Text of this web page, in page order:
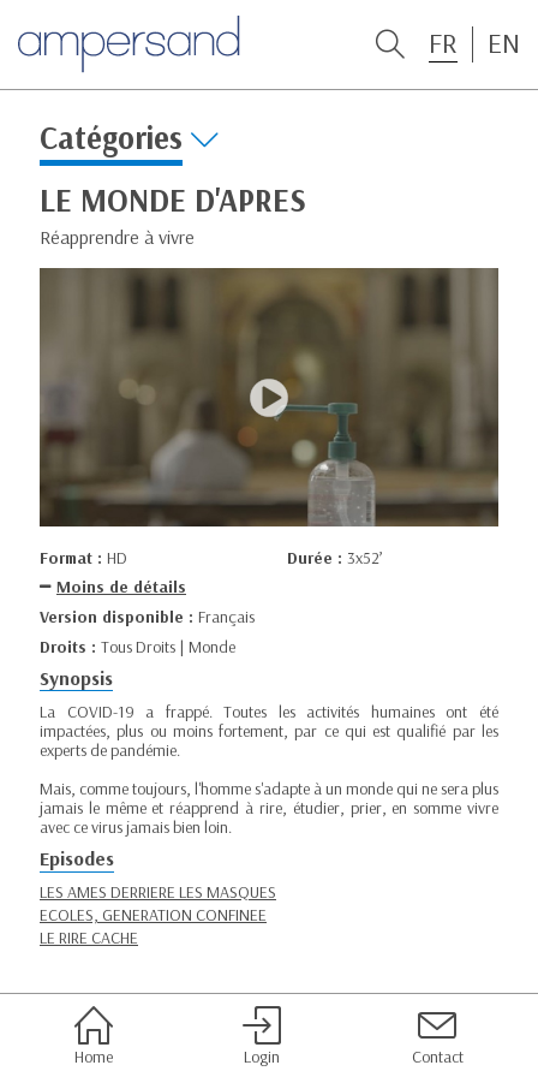
FR EN
Catégories
LE MONDE D'APRES
Réapprendre à vivre
Format : HD Durée : 3x52’
Moins de détails
Version disponible : Français
Droits : Tous Droits | Monde
Synopsis
La COVID-19 a frappé. Toutes les activités humaines ont été
impactées, plus ou moins fortement, par ce qui est qualifié par les
experts de pandémie.
Mais, comme toujours, l'homme s'adapte à un monde qui ne sera plus
jamais le même et réapprend à rire, étudier, prier, en somme vivre
avec ce virus jamais bien loin.
Episodes
LES AMES DERRIERE LES MASQUES
ECOLES, GENERATION CONFINEE
LE RIRE CACHE
Home Login Contact